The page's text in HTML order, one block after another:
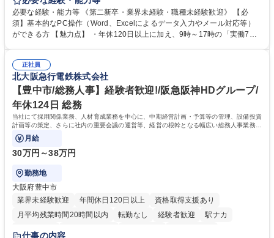
営事務局業務などにも幅広く携わっていただきます。 【会員管理・データ
入力業務】 ・医師（会員）の住所変更、個人情報のシステム登録・更新
・年会費の徴収管理や入金データの照合確認 【問い合わせ対応】 ・会員
年休120日/デスクワーク中心で残業少なめ
必要な経験・能力等 《第二新卒・業界未経験・職種未経験歓迎》 【必
須】基本的なPC操作（Word、Excelによるデータ入力やメール対応等）
ができる方 【魅力点】 ・年休120日以上に加え、9時～17時の「実働7時
整、資料作成、当日の運営サポート 学歴・資格 学歴：大学院 大学 語学
力： 資格：
正社員
北大阪急行電鉄株式会社
【豊中市/総務人事】経験者歓迎!/阪急阪神HDグループ/
年休124日 総務
当社にて採用関係業務、人材育成業務を中心に、中期経営計画・予算等の管理、設備投資
計画等の策定、さらに社内の重要会議の運営等、経営の根幹となる幅広い総務人事業務全
般を担当していただきます。
月給
30万円～38万円
勤務地
大阪府豊中市
業界未経験歓迎
年間休日120日以上
資格取得支援あり
月平均残業時間20時間以内
転勤なし 経験者歓迎
駅ナカ
退職金あり
仕事の内容